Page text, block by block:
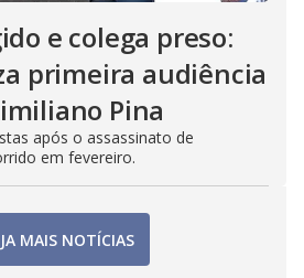
e colega preso:
primeira audiência
Pina
após o assassinato de
em fevereiro.
MAIS NOTÍCIAS